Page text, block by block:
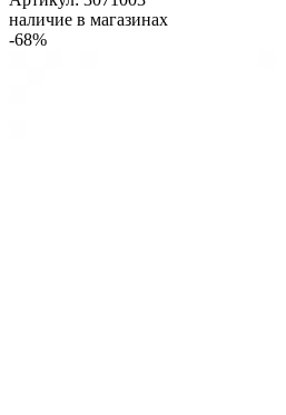
наличие в магазинах
-68%